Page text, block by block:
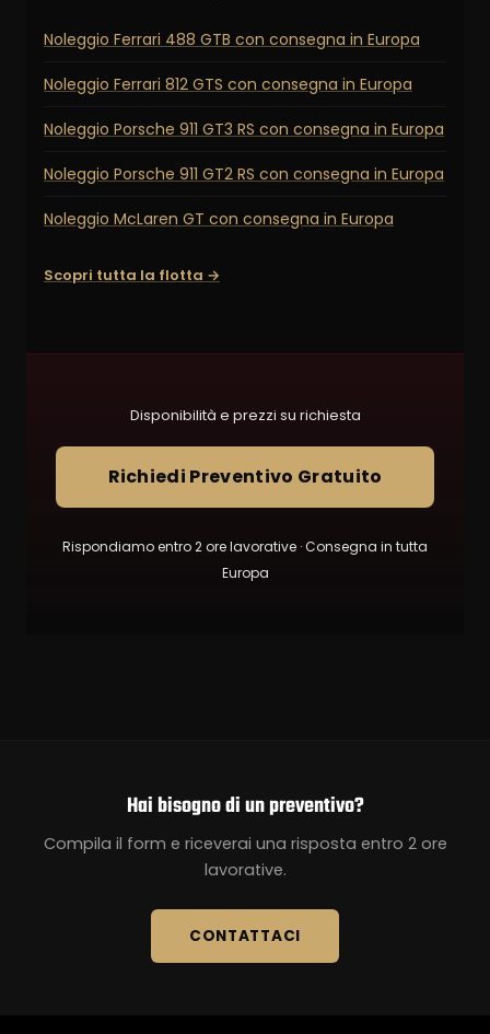
Noleggio Ferrari 488 GTB con consegna in Europa
Noleggio Ferrari 812 GTS con consegna in Europa
Noleggio Porsche 911 GT3 RS con consegna in Europa
Noleggio Porsche 911 GT2 RS con consegna in Europa
Noleggio McLaren GT con consegna in Europa
Scopri tutta la flotta →
Disponibilità e prezzi su richiesta
Richiedi Preventivo Gratuito
Rispondiamo entro 2 ore lavorative · Consegna in tutta
Europa
Hai bisogno di un preventivo?
Compila il form e riceverai una risposta entro 2 ore
lavorative.
CONTATTACI